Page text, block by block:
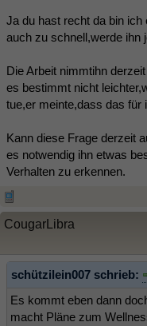
Ja du hast recht da bin
auch zu schnell,werde ihn
Die Arbeit nimmtihn
es bestimmt nicht
tue,er meinte,dass das für
Kann diese Frage derzeit
es notwendig ihn etwas
Verhalten zu erkennen.
CougarLibra
schützilein007 schrieb:
Es kommt eben dann
macht Pläne zum